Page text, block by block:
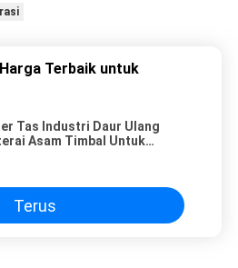
Terbaik untuk
Tas Industri Daur Ulang
Asam Timbal Untuk
Terus